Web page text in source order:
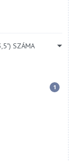
SZÁMA
1